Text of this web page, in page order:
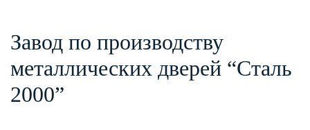
Завод по производству
металлических дверей “Сталь
2000”